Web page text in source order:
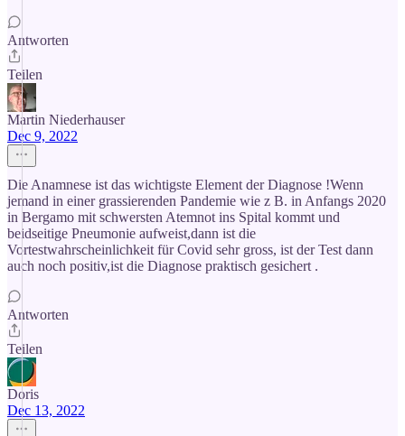
Antworten
Teilen
Martin Niederhauser
Dec 9, 2022
Die Anamnese ist das wichtigste Element der Diagnose !Wenn
jemand in einer grassierenden Pandemie wie z B. in Anfangs 2020
in Bergamo mit schwersten Atemnot ins Spital kommt und
beidseitige Pneumonie aufweist,dann ist die
Vortestwahrscheinlichkeit für Covid sehr gross, ist der Test dann
auch noch positiv,ist die Diagnose praktisch gesichert .
Antworten
Teilen
Doris
Dec 13, 2022